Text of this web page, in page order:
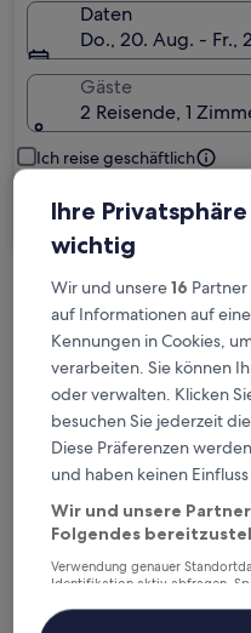
Daten
Do., 20. Aug. - Fr.,
Gäste
2 Reisende, 1
Ich reise geschäftlich
Kostenlose
Planänderungen
Verdiene
Mehr sparen mit
Überprüfe die
Ihre
wichtig
Wir und unsere16
auf Informationen auf
Kennungen in Cookies,
verarbeiten. Sie können
oder verwalten. Klicken
besuchen Sie jederzeit
Diese Präferenzen
und haben keinen
Wir und unsere
Folgendes
Verwendung genauer
Identifikation aktiv abfragen.
Inhalte, Messung von